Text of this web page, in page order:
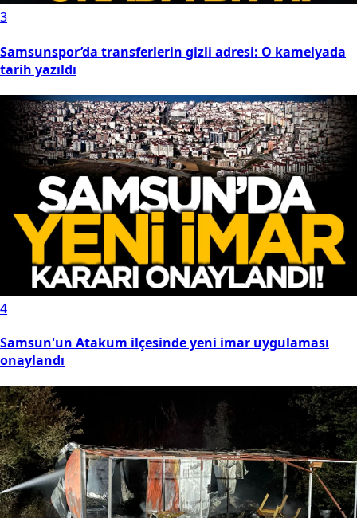
3
Samsunspor’da transferlerin gizli adresi: O kamelyada
tarih yazıldı
4
Samsun'un Atakum ilçesinde yeni imar uygulaması
onaylandı